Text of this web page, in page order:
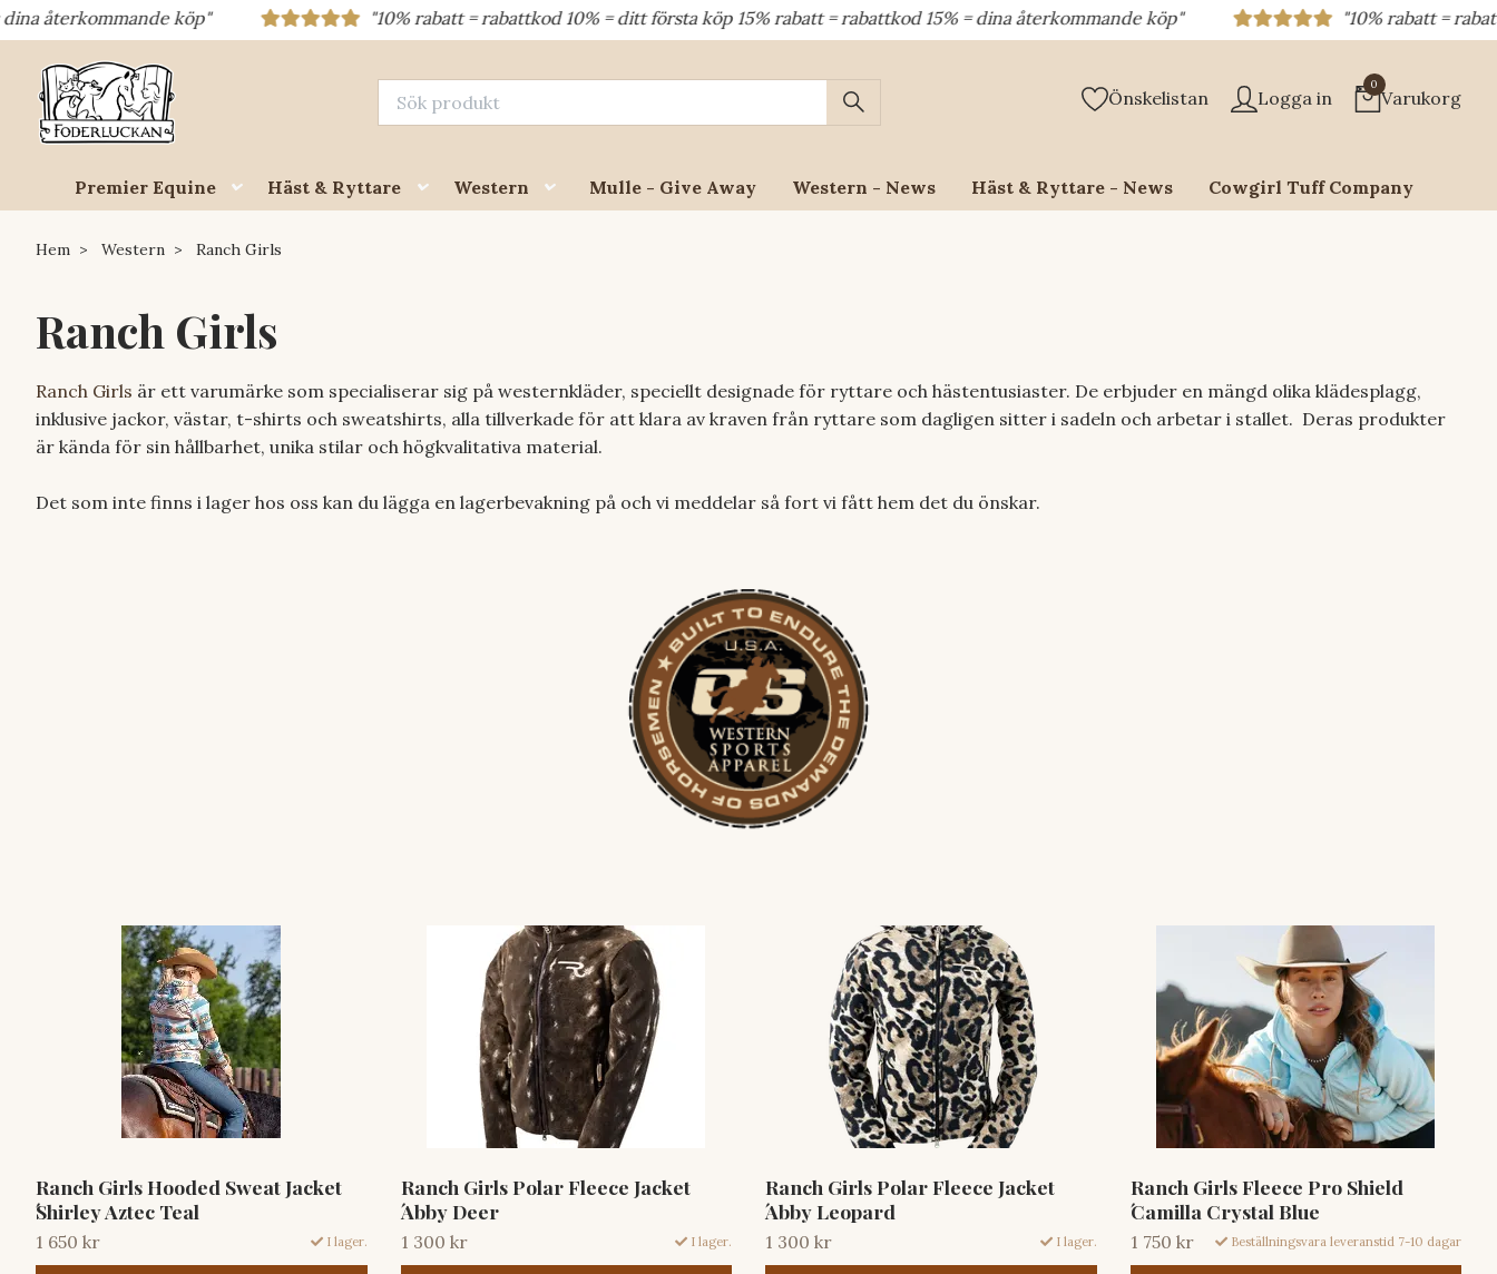
köp" "10% rabatt = rabattkod 10% = ditt första köp 15% rabatt = rabattkod 15% = dina återkommande köp" "10% rabatt = rabattkod 10% =
Önskelistan Logga in
0
Varukorg
Premier Equine Häst & Ryttare Western Mulle - Give Away Western - News Häst & Ryttare - News Cowgirl Tuff Company
Hem Western Ranch Girls
Ranch Girls
Ranch Girls är ett varumärke som specialiserar sig på westernkläder, speciellt designade för ryttare och hästentusiaster. De erbjuder en mängd olika klädesplagg,
inklusive jackor, västar, t-shirts och sweatshirts, alla tillverkade för att klara av kraven från ryttare som dagligen sitter i sadeln och arbetar i stallet. Deras produkter
är kända för sin hållbarhet, unika stilar och högkvalitativa material.
Det som inte finns i lager hos oss kan du lägga en lagerbevakning på och vi meddelar så fort vi fått hem det du önskar.
Ranch Girls Hooded Sweat Jacket
́Shirley Aztec Teal
1 650 kr I lager.
Ranch Girls Polar Fleece Jacket
́Abby Deer
1 300 kr I lager.
Ranch Girls Polar Fleece Jacket
́Abby Leopard
1 300 kr I lager.
Ranch Girls Fleece Pro Shield
́Camilla Crystal Blue
1 750 kr Beställningsvara leveranstid 7-10 dagar